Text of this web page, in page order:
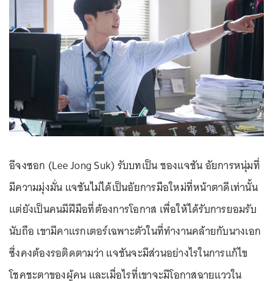
อีจงซอก (Lee Jong Suk) รับบทเป็น ชองแจชัน อัยการหนุ่มที่
มีความมุ่งมั่น แจชันไม่ได้เป็นอัยการมือใหม่ที่หน้าตาดีเท่านั้น
แต่ยังเป็นคนมีฝีมือที่ต้องการโอกาส เพื่อให้ได้รับการยอมรับ
นับถือ เขามีคาแรกเตอร์เฉพาะตัวในที่ทำงานคล้ายกับนางเอก
ซึ่งคงต้องรอติดตามว่า แจชันจะมีส่วนอย่างไรในการแก้ไข
โชคชะตาของผู้คน และเมื่อไรที่เขาจะมีโอกาสฉายแววใน